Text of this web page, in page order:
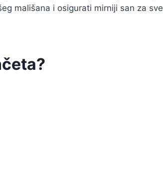
mališana i osigurati mirniji san za sve